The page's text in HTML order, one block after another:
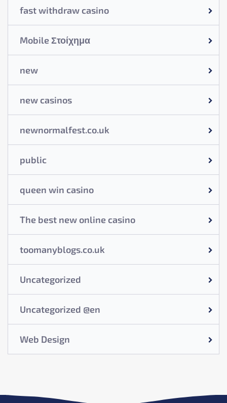
fast withdraw casino
Mobile Στοίχημα
new
new casinos
newnormalfest.co.uk
public
queen win casino
The best new online casino
toomanyblogs.co.uk
Uncategorized
Uncategorized @en
Web Design